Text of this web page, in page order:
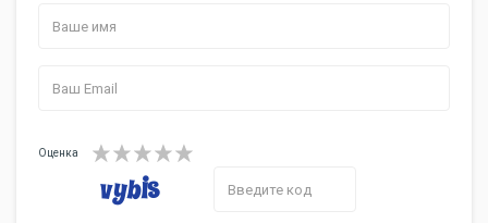
Оценка